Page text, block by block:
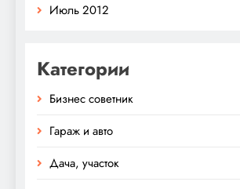
Июль 2012
Категории
Бизнес советник
Гараж и авто
Дача, участок